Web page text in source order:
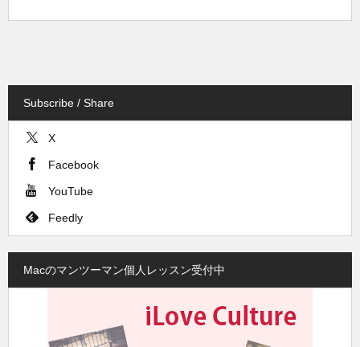
Subscribe / Share
X
Facebook
YouTube
Feedly
Macのマンツーマン個人レッスン受付中